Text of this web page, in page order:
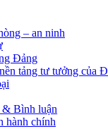
– an ninh
Đảng
tảng tư tưởng của
& Bình luận
hành chính